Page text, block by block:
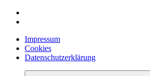
Impressum
Cookies
Datenschutzerklärung